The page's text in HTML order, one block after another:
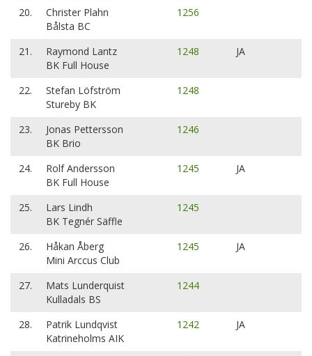
20.
Christer Plahn
Bålsta BC
1256
21.
Raymond Lantz
BK Full House
1248 JA
22.
Stefan Löfström
Stureby BK
1248
23.
Jonas Pettersson
BK Brio
1246
24.
Rolf Andersson
BK Full House
1245 JA
25.
Lars Lindh
BK Tegnér Säffle
1245
26.
Håkan Åberg
Mini Arccus Club
1245 JA
27.
Mats Lunderquist
Kulladals BS
1244
28.
Patrik Lundqvist
Katrineholms AIK
1242 JA